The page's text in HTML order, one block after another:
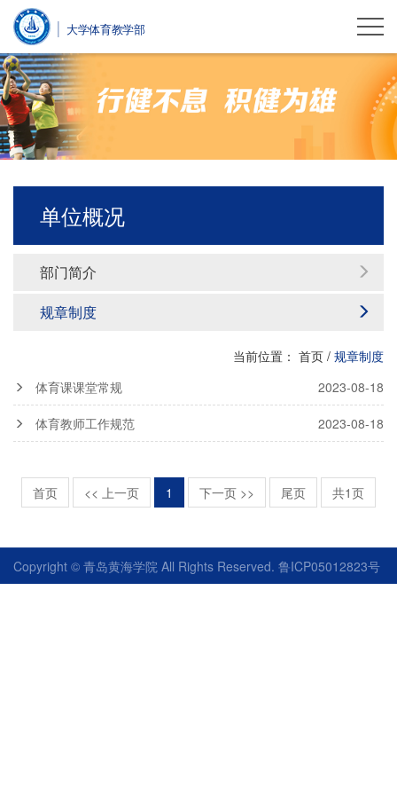
大学体育教学部
单位概况
部门简介
规章制度
当前位置： 首页 / 规章制度
体育课课堂常规
2023-08-18
体育教师工作规范 2023-08-18
首页 << 上一页 1 下一页 >> 尾页 共1页
Copyright © 青岛黄海学院 All Rights Reserved. 鲁ICP05012823号